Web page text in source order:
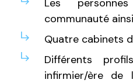
Les
communauté
Quatre cabinets
Différents
infirmier/ère de